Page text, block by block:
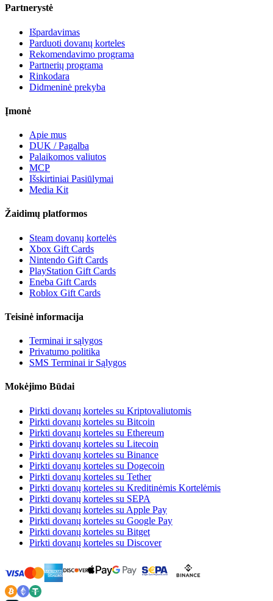
Partnerystė
Išpardavimas
Parduoti dovanų korteles
Rekomendavimo programa
Partnerių programa
Rinkodara
Didmeninė prekyba
Įmonė
Apie mus
DUK / Pagalba
Palaikomos valiutos
MCP
Išskirtiniai Pasiūlymai
Media Kit
Žaidimų platformos
Steam dovanų kortelės
Xbox Gift Cards
Nintendo Gift Cards
PlayStation Gift Cards
Eneba Gift Cards
Roblox Gift Cards
Teisinė informacija
Terminai ir sąlygos
Privatumo politika
SMS Terminai ir Sąlygos
Mokėjimo Būdai
Pirkti dovanų korteles su Kriptovaliutomis
Pirkti dovanų korteles su Bitcoin
Pirkti dovanų korteles su Ethereum
Pirkti dovanų korteles su Litecoin
Pirkti dovanų korteles su Binance
Pirkti dovanų korteles su Dogecoin
Pirkti dovanų korteles su Tether
Pirkti dovanų korteles su Kreditinėmis Kortelėmis
Pirkti dovanų korteles su SEPA
Pirkti dovanų korteles su Apple Pay
Pirkti dovanų korteles su Google Pay
Pirkti dovanų korteles su Bitget
Pirkti dovanų korteles su Discover